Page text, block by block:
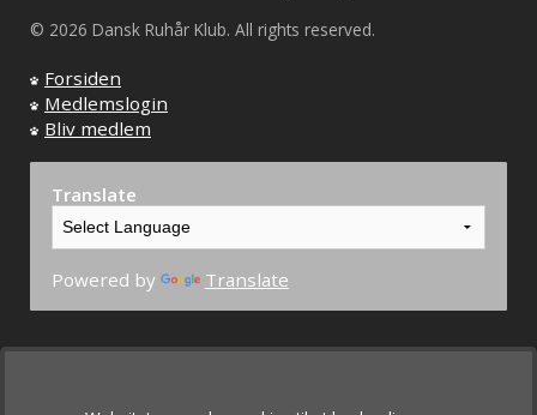
© 2026 Dansk Ruhår Klub. All rights reserved.
Forsiden
Medlemslogin
Bliv medlem
Translate
Powered by Translate